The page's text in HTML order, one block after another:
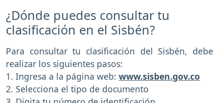
¿Dónde puedes consultar tu
clasificación en el Sisbén?
Para consultar tu clasificación del Sisbén, debe
realizar los siguientes pasos:
1. Ingresa a la página web: www.sisben.gov.co
2. Selecciona el tipo de documento